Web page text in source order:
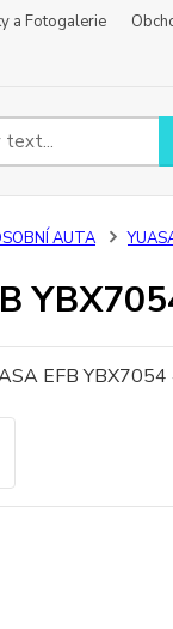
a Fotogalerie
AUTA